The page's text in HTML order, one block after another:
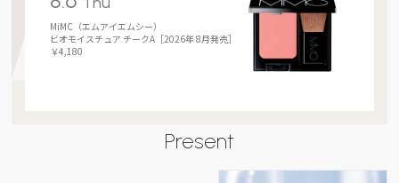
MiMC（エムアイエムシー）
ビオモイスチュア チークA［2026年 8月発売］
￥4,180
Present